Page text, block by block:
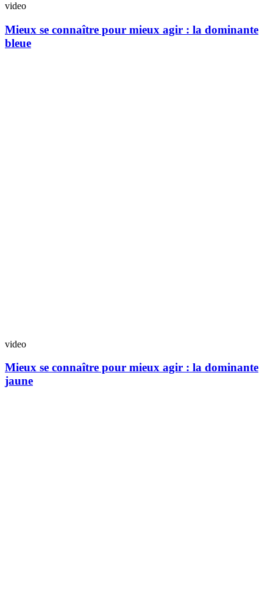
video
Mieux se connaître pour mieux agir : la dominante
bleue
video
Mieux se connaître pour mieux agir : la dominante
jaune